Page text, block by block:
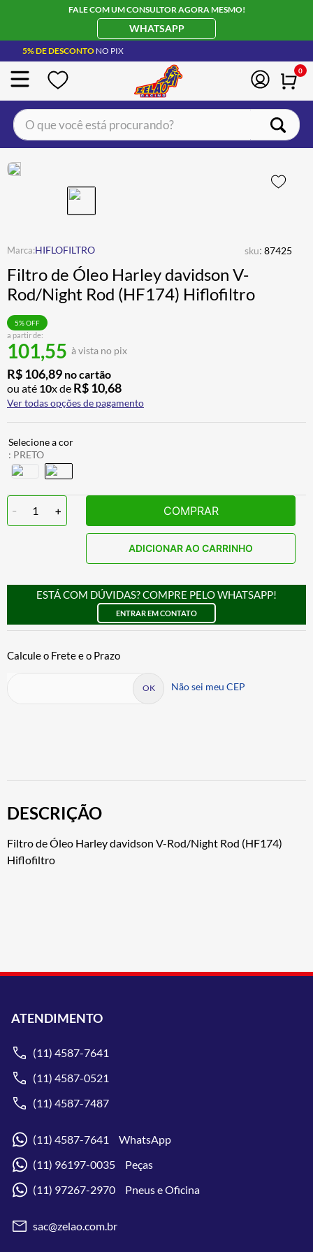
FALE COM UM CONSULTOR AGORA MESMO!
WHATSAPP
5% DE DESCONTO NO PIX
0
O que você está procurando?
HIFLOFILTRO sku: 87425
Filtro de Óleo Harley davidson V-
Rod/Night Rod (HF174) Hiflofiltro
a partir de:
101,55 à vista no pix
5% OFF
R$106,89 no cartão
ou até 10x de R$10,68
Ver todas opções de pagamento
: PRETO
- 1 + COMPRAR
ADICIONAR AO CARRINHO
ESTÁ COM DÚVIDAS? COMPRE PELO WHATSAPP!
ENTRAR EM CONTATO
Não sei meu CEP
DESCRIÇÃO
Filtro de Óleo Harley davidson V-Rod/Night Rod (HF174)
Hiflofiltro
ATENDIMENTO
(11) 4587-7641
(11) 4587-0521
(11) 4587-7487
(11) 4587-7641 WhatsApp
(11) 96197-0035 Peças
(11) 97267-2970 Pneus e Oficina
sac@zelao.com.br
BOTA
4º ÓCULOS SOLAR
5º LUVA
6º BAU
7º
8º ALPINESTAR
9º AIROH
10º BOTAS